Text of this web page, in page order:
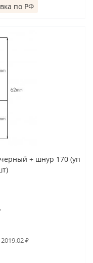
по РФ
+ шнур 170 (уп
2019.02₽